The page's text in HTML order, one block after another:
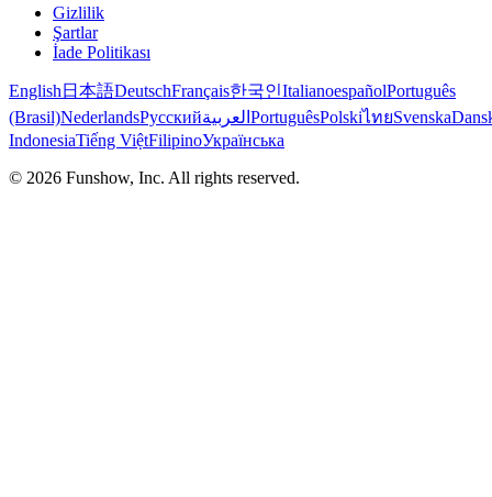
Gizlilik
Şartlar
İade Politikası
English 日本語DeutschFrançais한국인ItalianoespañolPortuguês
(Brasil)NederlandsРусскийالعربية PortuguêsPolskiไทยSvenska
IndonesiaTiếng ViệtFilipinoУкраїнська
© 2026 Funshow, Inc. All rights reserved.